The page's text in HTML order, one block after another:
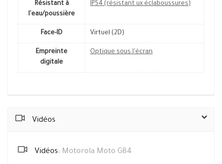
Résistant à
l'eau/poussière
IP54 (résistant ux éclaboussures)
Face-ID Virtuel (2D)
Empreinte
digitale
Optique sous l'écran
Vidéos
Vidéos: Motorola Moto G84